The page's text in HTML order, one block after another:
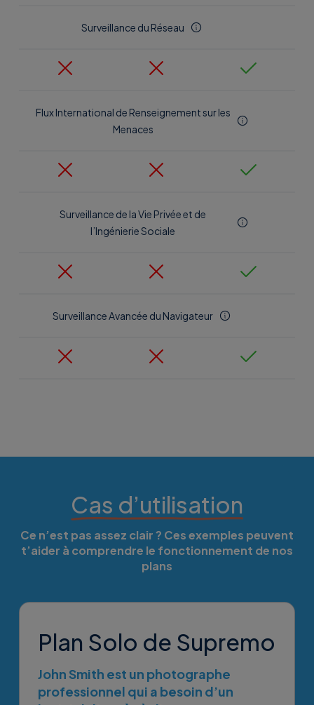
Surveillance du Réseau
Flux International de Renseignement sur les
Menaces
Surveillance de la Vie Privée et de
l’Ingénierie Sociale
Surveillance Avancée du Navigateur
Cas d’utilisation
Ce n’est pas assez clair ? Ces exemples peuvent
t’aider à comprendre le fonctionnement de nos
plans
Plan Solo de Supremo
John Smith est un photographe
professionnel qui a besoin d’un